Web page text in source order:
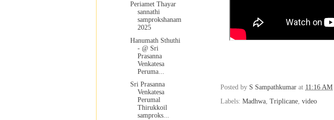
Posted by S Sampathkumar at 11:16 AM
Labels: Madhwa, Triplicane, video
Periamet Thayar
sannathi
samprokshanam
2025
Hanumath Sthuthi
- @ Sri
Prasanna
Venkatesa
Peruma...
Sri Prasanna
Venkatesa
Perumal
Thirukkoil
samproks...